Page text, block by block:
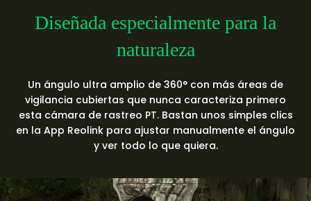
Diseñada especialmente para la
naturaleza
Un ángulo ultra amplio de 360° con más áreas de
vigilancia cubiertas que nunca caracteriza primero
esta cámara de rastreo PT. Bastan unos simples clics
en la App Reolink para ajustar manualmente el ángulo
y ver todo lo que quiera.